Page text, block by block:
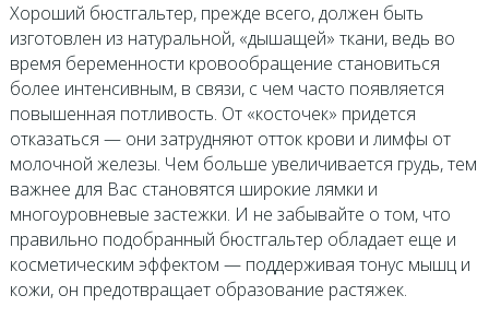
Хороший бюстгальтер, прежде всего, должен быть
изготовлен из натуральной, «дышащей» ткани, ведь во
время беременности кровообращение становиться
более интенсивным, в связи, с чем часто появляется
повышенная потливость. От «косточек» придется
отказаться — они затрудняют отток крови и лимфы от
молочной железы. Чем больше увеличивается грудь, тем
важнее для Вас становятся широкие лямки и
многоуровневые застежки. И не забывайте о том, что
правильно подобранный бюстгальтер обладает еще и
косметическим эффектом — поддерживая тонус мышц и
кожи, он предотвращает образование растяжек.